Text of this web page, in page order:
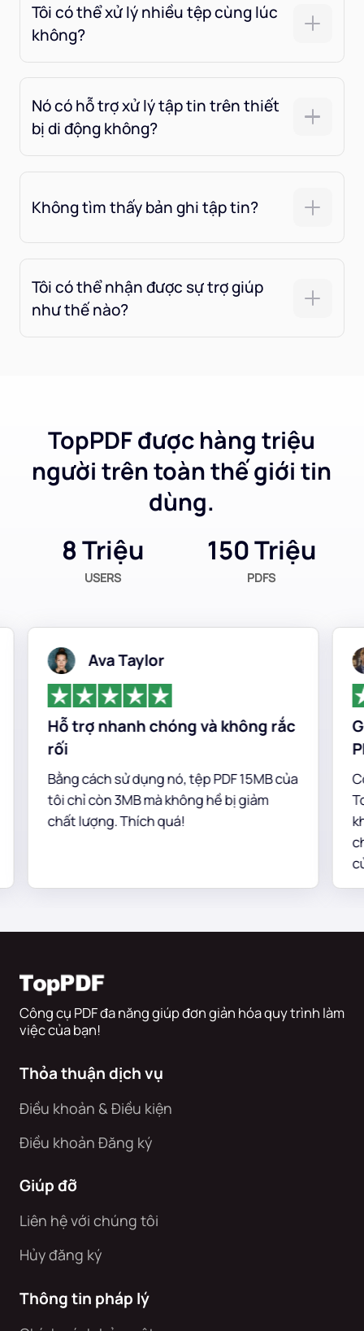
Tôi có thể xử lý nhiều tệp cùng lúc
không?
Nó có hỗ trợ xử lý tập tin trên thiết
bị di động không?
Không tìm thấy bản ghi tập tin?
Tôi có thể nhận được sự trợ giúp
như thế nào?
TopPDF được hàng triệu
người trên toàn thế giới tin
dùng.
8 Triệu
USERS
150 Triệu
PDFS
Ava Taylor
Hỗ trợ nhanh chóng và không rắc
rối
Bằng cách sử dụng nó, tệp PDF 15MB của
tôi chỉ còn 3MB mà không hề bị giảm
chất lượng. Thích quá!
Công cụ PDF đa năng giúp đơn giản hóa quy trình làm
việc của bạn!
Thỏa thuận dịch vụ
Điều khoản & Điều kiện
Điều khoản Đăng ký
Giúp đỡ
Liên hệ với chúng tôi
Hủy đăng ký
Thông tin pháp lý